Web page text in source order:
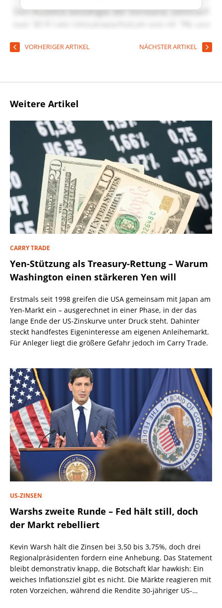
VORHERIGER ARTIKEL NÄCHSTER ARTIKEL
Weitere Artikel
CARRY TRADE
Yen-Stützung als Treasury-Rettung – Warum
Washington einen stärkeren Yen will
Erstmals seit 1998 greifen die USA gemeinsam mit Japan am
Yen-Markt ein – ausgerechnet in einer Phase, in der das
lange Ende der US-Zinskurve unter Druck steht. Dahinter
steckt handfestes Eigeninteresse am eigenen Anleihemarkt.
Für Anleger liegt die größere Gefahr jedoch im Carry Trade.
US-ZINSEN
Warshs zweite Runde – Fed hält still, doch
der Markt rebelliert
Kevin Warsh hält die Zinsen bei 3,50 bis 3,75%, doch drei
Regionalpräsidenten fordern eine Anhebung. Das Statement
bleibt demonstrativ knapp, die Botschaft klar hawkish: Ein
weiches Inflationsziel gibt es nicht. Die Märkte reagieren mit
roten Vorzeichen, während die Rendite 30-jähriger US-